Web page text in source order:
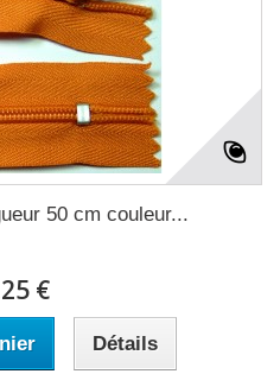
50 cm couleur...
€
Détails